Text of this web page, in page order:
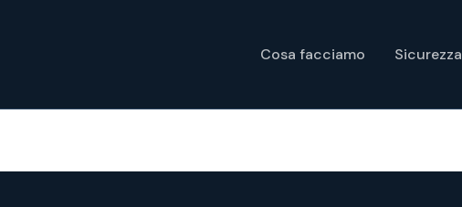
Cosa facciamo Sicurezza